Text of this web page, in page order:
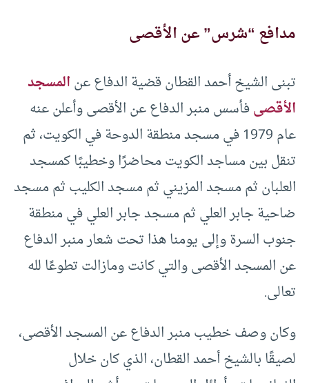
مدافع “شرس” عن الأقصى
تبنى الشيخ أحمد القطان قضية الدفاع عنالمسجد
الأقصىفأسس منبر الدفاع عن الأقصى وأعلن عنه
عام 1979 في مسجد منطقة الدوحة في الكويت، ثم
تنقل بين مساجد الكويت محاضرًا وخطيبًا كمسجد
العلبان ثم مسجد المزيني ثم مسجد الكليب ثم مسجد
ضاحية جابر العلي ثم مسجد جابر العلي في منطقة
جنوب السرة وإلى يومنا هذا تحت شعار منبر الدفاع
عن المسجد الأقصى والتي كانت ومازالت تطوعًا لله
تعالى.
وكان وصف خطيب منبر الدفاع عن المسجد اﻷقصى،
لصيقًا بالشيخ أحمد القطان، الذي كان خلال